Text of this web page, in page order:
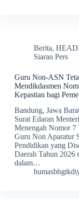
Berita,
Siaran Pers
Guru Non-ASN
Mendikdasmen
Kepastian bagi
Bandung, Jawa
Surat Edaran
Menengah Nomor 7
Guru Non Aparatur
Pendidikan yang
Daerah Tahun 2026
dalam…